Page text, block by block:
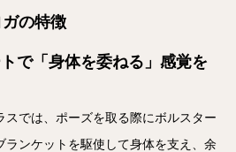
の特徴
で「身体を委ねる」感覚を
スでは、ポーズを取る際にボルスター
ランケットを駆使して身体を支え、余